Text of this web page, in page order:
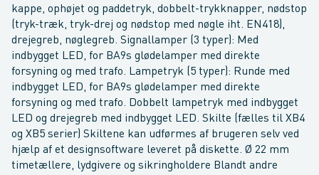
kappe, ophøjet og paddetryk, dobbelt-trykknapper, nødstop
(tryk-træk, tryk-drej og nødstop med nøgle iht. EN418),
drejegreb, nøglegreb. Signallamper (3 typer): Med
indbygget LED, for BA9s glødelamper med direkte
forsyning og med trafo. Lampetryk (5 typer): Runde med
indbygget LED, for BA9s glødelamper med direkte
forsyning og med trafo. Dobbelt lampetryk med indbygget
LED og drejegreb med indbygget LED. Skilte (fælles til XB4
og XB5 serier) Skiltene kan udførmes af brugeren selv ved
hjælp af et designsoftware leveret på diskette. Ø 22 mm
timetællere, lydgivere og sikringholdere Blandt andre